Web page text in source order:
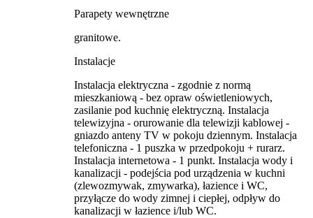
Parapety wewnętrzne
granitowe.
Instalacje
Instalacja elektryczna - zgodnie z normą
mieszkaniową - bez opraw oświetleniowych,
zasilanie pod kuchnię elektryczną. Instalacja
telewizyjna - orurowanie dla telewizji kablowej -
gniazdo anteny TV w pokoju dziennym. Instalacja
telefoniczna - 1 puszka w przedpokoju + rurarz.
Instalacja internetowa - 1 punkt. Instalacja wody i
kanalizacji - podejścia pod urządzenia w kuchni
(zlewozmywak, zmywarka), łazience i WC,
przyłącze do wody zimnej i ciepłej, odpływ do
kanalizacji w łazience i/lub WC.